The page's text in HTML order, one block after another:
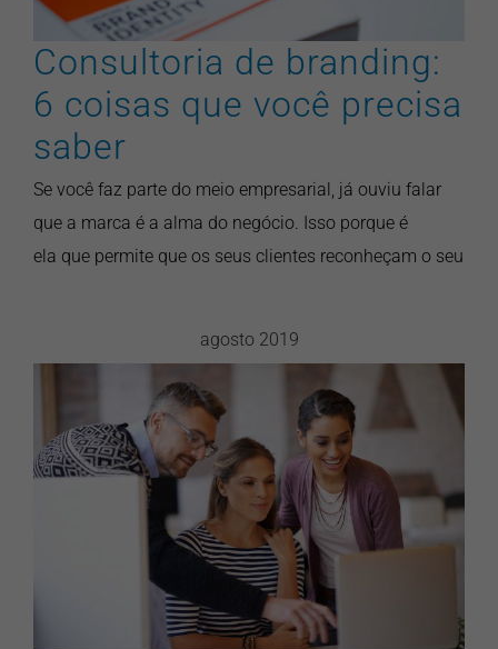
Consultoria de branding:
6 coisas que você precisa
saber
Se você faz parte do meio empresarial, já ouviu falar
que a marca é a alma do negócio. Isso porque é
ela que permite que os seus clientes reconheçam o seu
agosto 2019
O branding digital deve ser o
mesmo do offline?
design gráfico marketing
marketing digital
pontonews